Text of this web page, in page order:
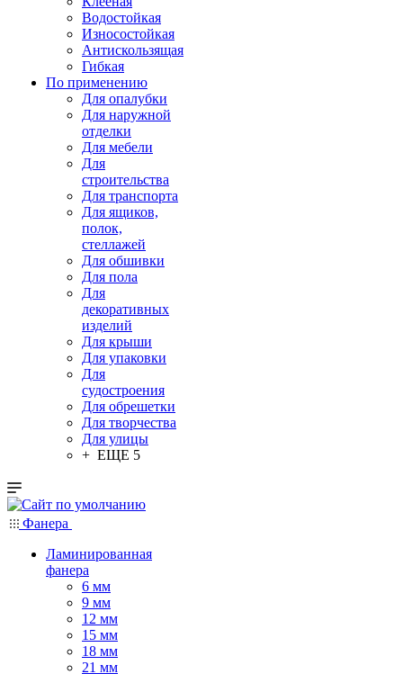
Водостойкая
Износостойкая
Антискользящая
Гибкая
По применению
Для опалубки
Для наружной
отделки
Для мебели
Для
строительства
Для транспорта
Для ящиков,
полок,
стеллажей
Для обшивки
Для пола
Для
декоративных
изделий
Для крыши
Для упаковки
Для
судостроения
Для обрешетки
Для творчества
Для улицы
+ ЕЩЕ 5
Фанера
Ламинированная
фанера
6 мм
9 мм
12 мм
15 мм
18 мм
21 мм